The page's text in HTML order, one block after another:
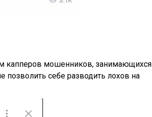
капперов мошенников, занимающихся
позволить себе разводить лохов на